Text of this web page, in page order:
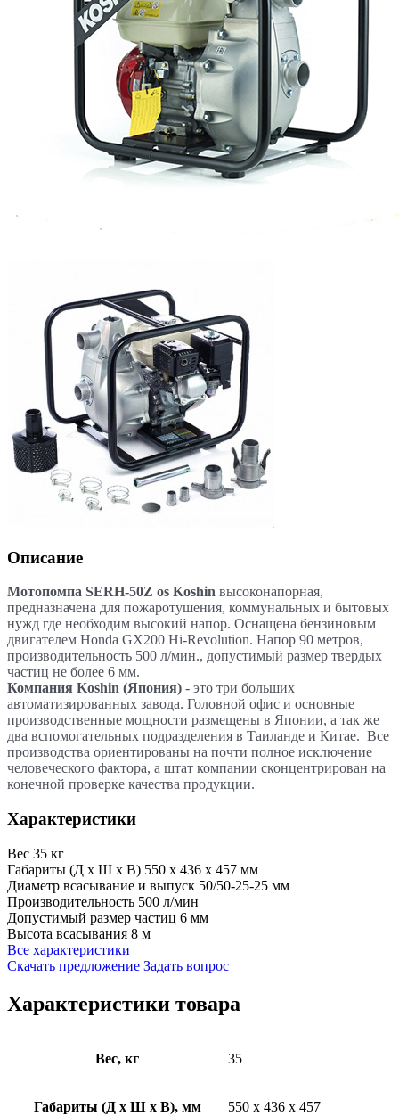
Описание
Мотопомпа SERH-50Z os Koshin высоконапорная,
предназначена для пожаротушения, коммунальных и бытовых
нужд где необходим высокий напор. Оснащена бензиновым
двигателем Honda GX200 Hi-Revolution. Напор 90 метров,
производительность 500 л/мин., допустимый размер твердых
частиц не более 6 мм.
Компания Koshin (Япония) - это три больших
автоматизированных завода. Головной офис и основные
производственные мощности размещены в Японии, а так же
два вспомогательных подразделения в Таиланде и Китае. Все
производства ориентированы на почти полное исключение
человеческого фактора, а штат компании сконцентрирован на
конечной проверке качества продукции.
Характеристики
Вес 35 кг
Габариты (Д х Ш х В) 550 x 436 x 457 мм
Диаметр всасывание и выпуск 50/50-25-25 мм
Производительность 500 л/мин
Допустимый размер частиц 6 мм
Высота всасывания 8 м
Все характеристики
Скачать предложение Задать вопрос
Характеристики товара
Вес, кг 35
Габариты (Д х Ш х В), мм 550 x 436 x 457